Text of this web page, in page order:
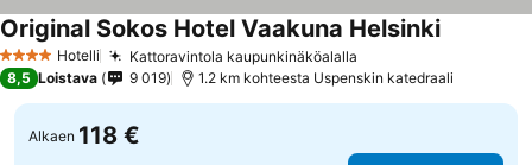
4 Tähtiluokitus
Hotelli Kattoravintola kaupunkinäköalalla
Original Sokos Hotel Vaakuna Helsinki
8,5 Loistava 9 019 1.2 km kohteesta Uspenskin katedraali
Alkaen 118 €